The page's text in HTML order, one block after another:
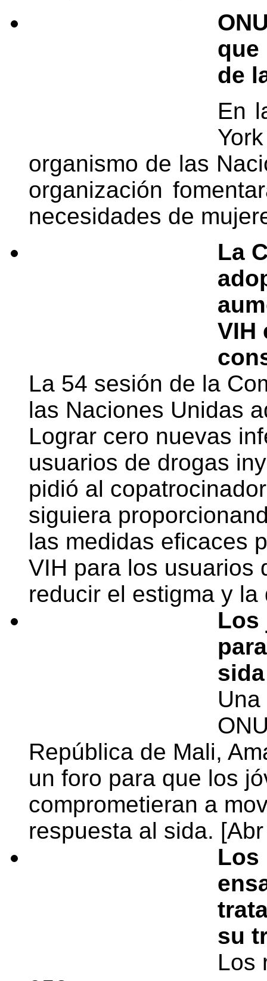
que
de
En
organismo de las
organización
necesidades de
La
VIH
La 54 sesión de la
las Naciones Unidas
Lograr cero nuevas
usuarios de drogas
pidió al
siguiera
las medidas eficaces
VIH para los usuarios
reducir el estigma y
Los
República de Mali,
un foro para que los
comprometieran a
respuesta al sida.
Los
su
Los